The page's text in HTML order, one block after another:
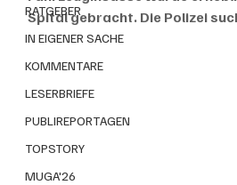
RATGEBER
IN EIGENER SACHE
KOMMENTARE
LESERBRIEFE
PUBLIREPORTAGEN
TOPSTORY
MUGA'26
Spital gebracht. Die Polizei